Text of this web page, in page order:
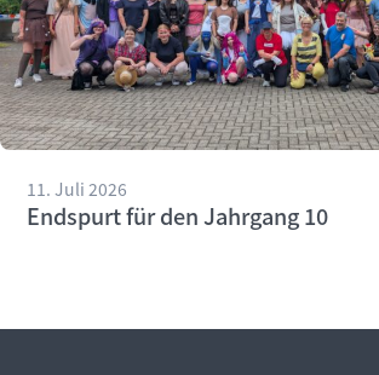
11. Juli 2026
Endspurt für den Jahrgang 10